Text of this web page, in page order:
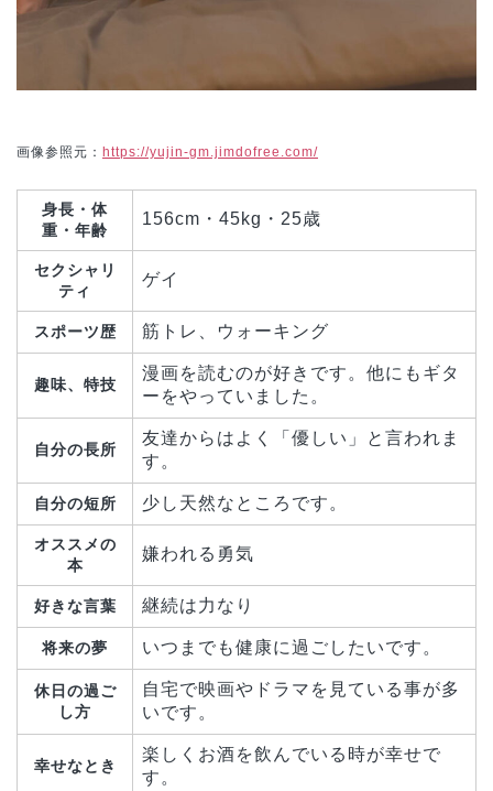
画像参照元： https://yujin-gm.jimdofree.com/
身長・体
重・年齢
156cm・45kg・25歳
セクシャリ
ティ
ゲイ
スポーツ歴 筋トレ、ウォーキング
趣味、特技
漫画を読むのが好きです。他にもギタ
ーをやっていました。
自分の長所
友達からはよく「優しい」と言われま
す。
自分の短所 少し天然なところです。
オススメの
本
嫌われる勇気
好きな言葉 継続は力なり
将来の夢 いつまでも健康に過ごしたいです。
休日の過ご
し方
自宅で映画やドラマを見ている事が多
いです。
幸せなとき
楽しくお酒を飲んでいる時が幸せで
す。